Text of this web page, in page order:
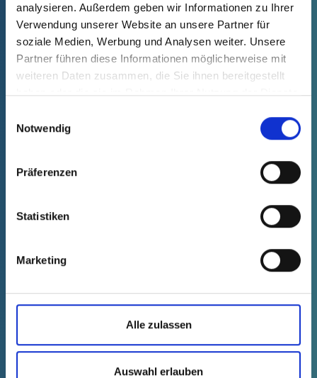
analysieren. Außerdem geben wir Informationen zu Ihrer
Verwendung unserer Website an unsere Partner für
soziale Medien, Werbung und Analysen weiter. Unsere
Partner führen diese Informationen möglicherweise mit
weiteren Daten zusammen, die Sie ihnen bereitgestellt
haben oder die sie im Rahmen Ihrer Nutzung der Dienste
Notwendig
Präferenzen
Statistiken
Marketing
Alle zulassen
Auswahl erlauben
No se ha podido cargar el filtro de productos.
mm inch
Vaciar filtro
Cuadro técnico